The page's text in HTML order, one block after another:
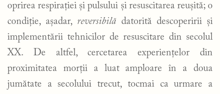
oprirea respirației și pulsului și resuscitarea reușită; o
condiție, așadar, reversibilădatorită descoperirii și
implementării tehnicilor de resuscitare din secolul
XX. De altfel, cercetarea experiențelor din
proximitatea morții a luat amploare în a doua
jumătate a secolului trecut, tocmai ca urmare a